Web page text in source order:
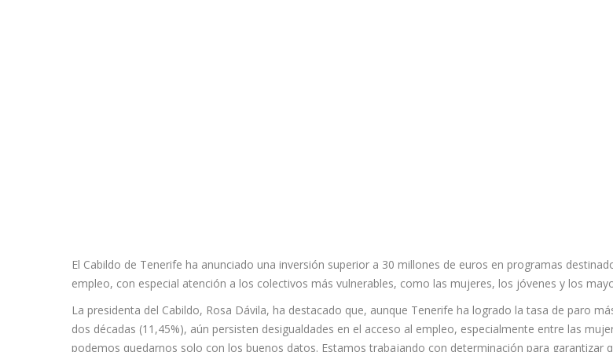
El Cabildo de Tenerife ha anunciado una inversión superior a 30 millones de euros en programas
empleo, con especial atención a los colectivos más vulnerables, como las mujeres, los jóvenes y los
La presidenta del Cabildo, Rosa Dávila, ha destacado que, aunque Tenerife ha logrado la tasa de paro
dos décadas (11,45%), aún persisten desigualdades en el acceso al empleo, especialmente entre las
podemos quedarnos solo con los buenos datos. Estamos trabajando con determinación para garantizar